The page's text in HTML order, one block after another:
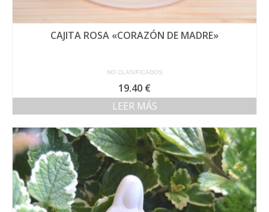
CAJITA ROSA «CORAZÓN DE MADRE»
NO CLASIFICADOS
19.40 €
LEER MÁS